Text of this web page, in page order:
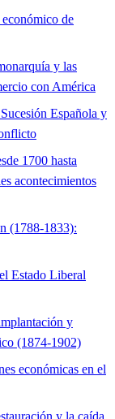
económico de
y las
con América
Española y
1700 hasta
acontecimientos
(1788-1833):
Estado Liberal
y
(1874-1902)
económicas en el
y la caída